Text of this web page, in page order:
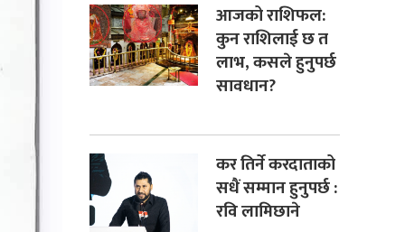
आजको राशिफल:
कुन राशिलाई छ त
लाभ, कसले हुनुपर्छ
सावधान?
कर तिर्ने करदाताको
सधैं सम्मान हुनुपर्छ :
रवि लामिछाने